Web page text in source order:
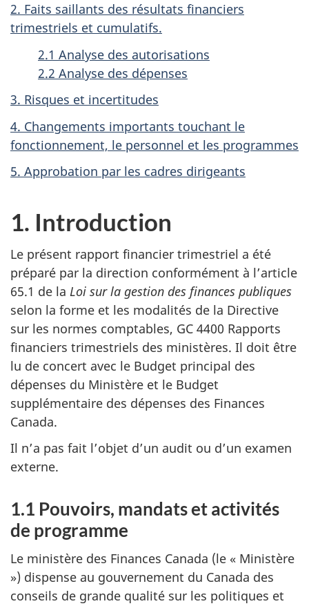
2. Faits saillants des résultats financiers
trimestriels et cumulatifs.
2.1 Analyse des autorisations
2.2 Analyse des dépenses
3. Risques et incertitudes
4. Changements importants touchant le
fonctionnement, le personnel et les programmes
5. Approbation par les cadres dirigeants
1. Introduction
Le présent rapport financier trimestriel a été
préparé par la direction conformément à l’article
65.1 de la Loi sur la gestion des finances publiques
selon la forme et les modalités de la Directive
sur les normes comptables, GC 4400 Rapports
financiers trimestriels des ministères. Il doit être
lu de concert avec le Budget principal des
dépenses du Ministère et le Budget
supplémentaire des dépenses des Finances
Canada.
Il n’a pas fait l’objet d’un audit ou d’un examen
externe.
1.1 Pouvoirs, mandats et activités
de programme
Le ministère des Finances Canada (le « Ministère
») dispense au gouvernement du Canada des
conseils de grande qualité sur les politiques et